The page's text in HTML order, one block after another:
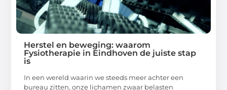
Herstel en beweging: waarom
Fysiotherapie in Eindhoven de juiste stap
is
In een wereld waarin we steeds meer achter een
bureau zitten, onze lichamen zwaar belasten